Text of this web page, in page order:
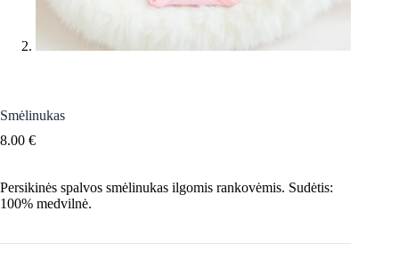
Smėlinukas
8.00 €
Persikinės spalvos smėlinukas ilgomis rankovėmis. Sudėtis:
100% medvilnė.